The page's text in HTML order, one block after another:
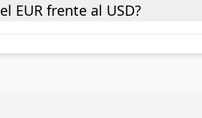
EUR frente al USD?